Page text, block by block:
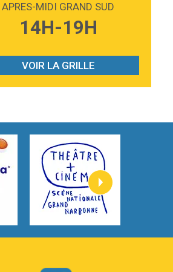
Bridgers
Abrams
On Your Mind
Fire
i made you love me
Grande –
APRES-MIDI GRAND SUD
14H-19H
VOIR LA GRILLE